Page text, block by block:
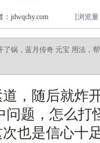
：jdwqchy.com [浏览
锅，蓝月传奇 元宝 用法，
，随后就炸
问题，怎么打
也是信心十